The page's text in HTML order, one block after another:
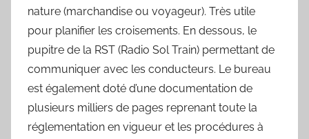
nature (marchandise ou voyageur). Très utile
pour planifier les croisements. En dessous, le
pupitre de la RST (Radio Sol Train) permettant de
communiquer avec les conducteurs. Le bureau
est également doté d’une documentation de
plusieurs milliers de pages reprenant toute la
réglementation en vigueur et les procédures à